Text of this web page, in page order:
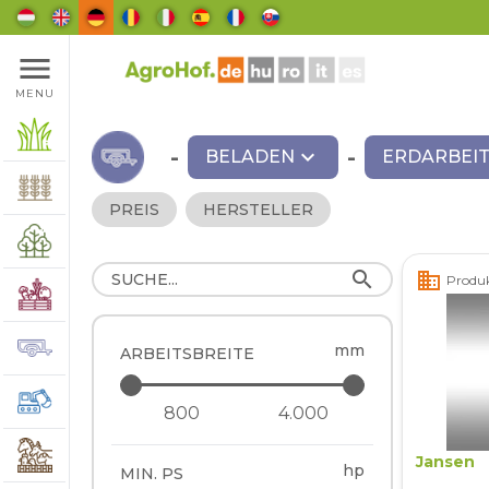
menu
MENU
- BELADEN expand_more -
PREIS HERSTELLER
search
ARBEITSBREITE mm
MIN. PS hp
business
Jansen